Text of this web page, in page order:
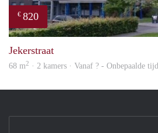
€ 820
Jekerstraat
68 m2 · 2 kamers · Vanaf ? - Onbepaalde tijd